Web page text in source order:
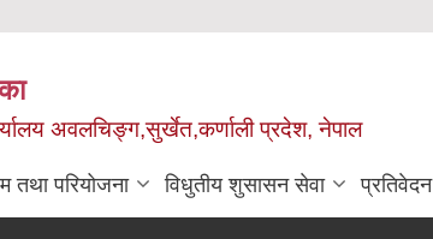
अवलचिङ्ग,सुर्खेत,कर्णाली प्रदेश, नेपाल
तथा परियोजना विधुतीय शुसासन सेवा प्रतिवेदन